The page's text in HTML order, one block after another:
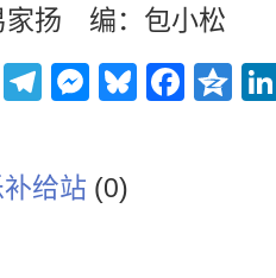
扬 编：包小松
TeamsTelegramBluesky
给站 (0)